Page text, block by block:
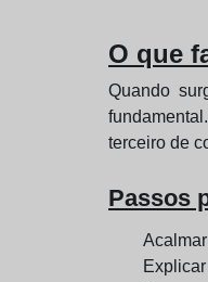
O que
Quando
terceiro de
Passos